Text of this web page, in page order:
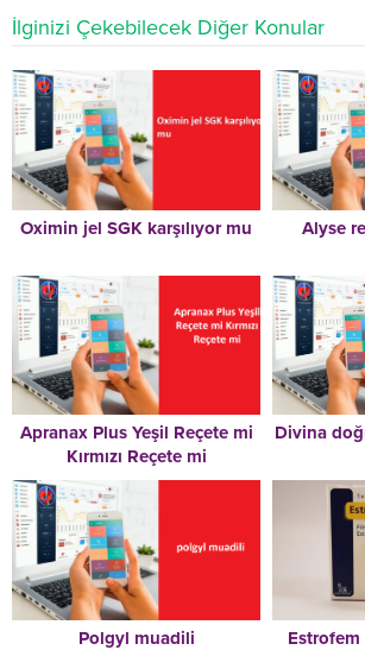
İlginizi Çekebilecek Diğer Konular
Oximin jel SGK karşılıyor mu Alyse
Apranax Plus Yeşil Reçete mi
Kırmızı Reçete mi
Divina
Polgyl muadili Estrofem